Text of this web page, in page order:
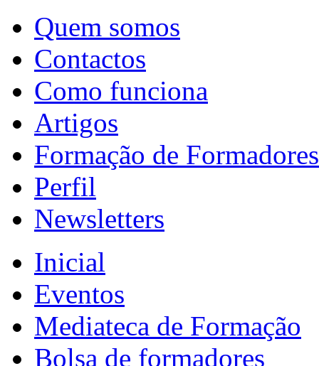
Quem somos
Contactos
Como funciona
Artigos
Formação de Formadores
Perfil
Newsletters
Inicial
Eventos
Mediateca de Formação
Bolsa de formadores